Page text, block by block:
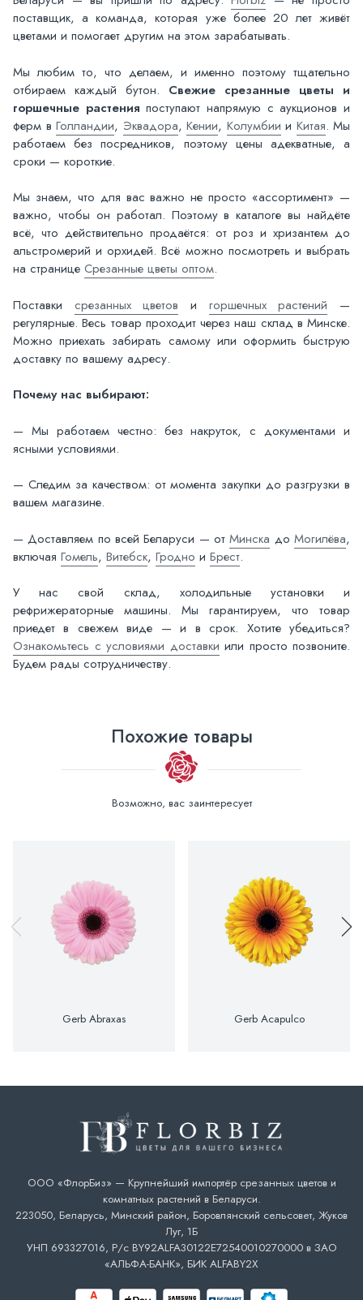
поставщик, а команда, которая уже более 20 лет живёт
цветами и помогает другим на этом зарабатывать.
Мы любим то, что делаем, и именно поэтому тщательно
отбираем каждый бутон. Свежие срезанные цветы и
горшечные растения поступают напрямую с аукционов и
ферм в Голландии, Эквадора, Кении, Колумбии и Китая. Мы
работаем без посредников, поэтому цены адекватные, а
сроки — короткие.
Мы знаем, что для вас важно не просто «ассортимент» —
важно, чтобы он работал. Поэтому в каталоге вы найдёте
всё, что действительно продаётся: от роз и хризантем до
альстромерий и орхидей. Всё можно посмотреть и выбрать
на странице Срезанные цветы оптом.
Поставки срезанных цветов и горшечных растений —
регулярные. Весь товар проходит через наш склад в Минске.
Можно приехать забирать самому или оформить быструю
доставку по вашему адресу.
Почему нас выбирают:
— Мы работаем честно: без накруток, с документами и
ясными условиями.
— Следим за качеством: от момента закупки до разгрузки в
вашем магазине.
— Доставляем по всей Беларуси — отМинска доМогилёва,
включая Гомель, Витебск, Гродно и Брест.
У нас свой склад, холодильные установки и
рефрижераторные машины. Мы гарантируем, что товар
приедет в свежем виде — и в срок. Хотите убедиться?
Ознакомьтесь с условиями доставки или просто позвоните.
Будем рады сотрудничеству.
Похожие товары
Возможно, вас заинтересует
Gerb Abraxas Gerb Acapulco
ООО «ФлорБиз» — Крупнейший импортёр срезанных цветов и
комнатных растений в Беларуси.
223050, Беларусь, Минский район, Боровлянский сельсовет, Жуков
Луг, 1Б
УНП 693327016, Р/с BY92ALFA30122E72540010270000 в ЗАО
«АЛЬФА-БАНК», БИК ALFABY2X